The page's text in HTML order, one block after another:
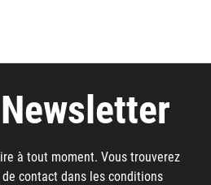
à tout moment. Vous trouverez
contact dans les conditions